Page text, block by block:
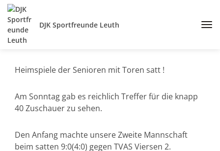
DJK Sportfreunde Leuth
Heimspiele der Senioren mit Toren satt !
Am Sonntag gab es reichlich Treffer für die knapp
40 Zuschauer zu sehen.
Den Anfang machte unsere Zweite Mannschaft
beim satten 9:0(4:0) gegen TVAS Viersen 2.